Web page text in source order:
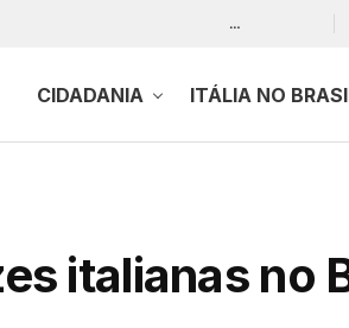
…
CIDADANIA ITÁLIA NO
italianas no